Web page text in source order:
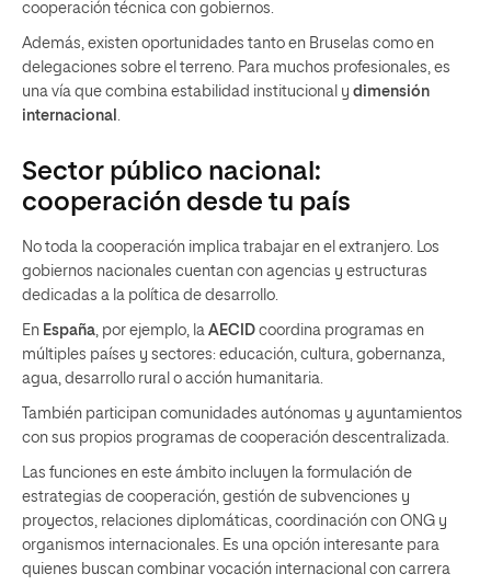
cooperación técnica con gobiernos.
Además, existen oportunidades tanto en Bruselas como en
delegaciones sobre el terreno. Para muchos profesionales, es
una vía que combina estabilidad institucional y dimensión
internacional
Sector público nacional:
cooperación desde tu país
No toda la cooperación implica trabajar en el extranjero. Los
gobiernos nacionales cuentan con agencias y estructuras
dedicadas a la política de desarrollo.
En España , por ejemplo, la AECID coordina programas en
múltiples países y sectores: educación, cultura, gobernanza,
agua, desarrollo rural o acción humanitaria.
También participan comunidades autónomas y ayuntamientos
con sus propios programas de cooperación descentralizada.
Las funciones en este ámbito incluyen la formulación de
estrategias de cooperación, gestión de subvenciones y
proyectos, relaciones diplomáticas, coordinación con ONG y
organismos internacionales. Es una opción interesante para
quienes buscan combinar vocación internacional con carrera